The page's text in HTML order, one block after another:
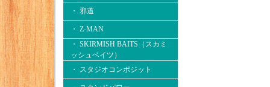
・ 邪道
・ Z-MAN
・ SKIRMISH BAITS（スカミ
ッシュベイツ）
・ スタジオコンポジット